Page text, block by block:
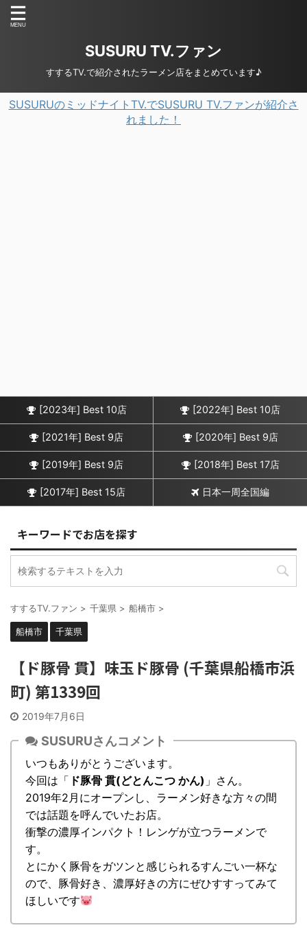
SUSURU TV.ファン
すするTV.で紹介されたラーメン店をまとめています♪
SUSURUのミッドナイトTV.でSUSURU TV.ファンが紹介さ
れました！
[2023年] Best 10店 [2022年] Best 10店
[2021年] Best 9店 [2020年] Best 9店
[2019年] Best 9店 [2018年] Best 17店
[2017年] Best 15店 日本一周全国編
キーワードでお店を探す
すするTV.ファン > 千葉県 > 船橋市 >
船橋市 千葉県
【ド豚骨 貫】味玉ド豚骨 (千葉県船橋市浜
町) 第1339回
2019年7月6日
SUSURUさんコメント
いつもありがとうございます。
今回は「 ド豚骨 貫(どとんこつ かん) 」さん。
2019年2月にオープンし、ラーメン好きな方々の間
では話題を呼んでいたお店。
衝撃の濃厚インパクト！レンゲが立つラーメンで
す。
とにかく豚骨をガツンと感じられるすんごい一杯な
ので、豚骨好き、濃厚好きの方にぜひすすってみて
ほしいです